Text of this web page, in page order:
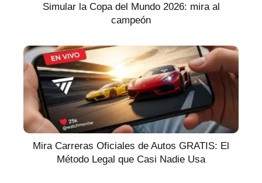
Simular la Copa del Mundo 2026: mira al
campeón
Mira Carreras Oficiales de Autos GRATIS: El
Método Legal que Casi Nadie Usa